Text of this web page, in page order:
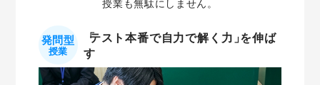
授業も無駄にしません。
発問型
授業
テスト本番で自力で解く力 」を伸ば
す